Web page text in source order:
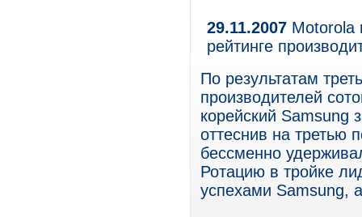
29.11.2007 Motorola
рейтинге
По результатам
производителей
корейский Samsung
оттеснив на третью
бессменно
Ротацию в тройке
успехами Samsung,